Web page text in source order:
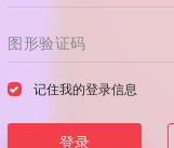
记住我的登录信息
登录